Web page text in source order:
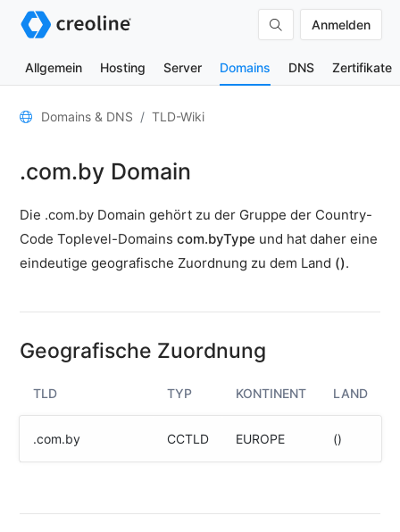
Anmelden
Allgemein Hosting Server Domains DNS Zertifikate
Allgemein
Kontakte
TLD-
Lookup
Test
(IPv4
IPv6)
Domains & DNS TLD-Wiki
.com.by Domain
Die .com.by Domain gehört zu der Gruppe der Country-
Code Toplevel-Domains com.byType und hat daher eine
eindeutige geografische Zuordnung zu dem Land ().
Geografische Zuordnung
TLD TYP KONTINENT LAND
.com.by CCTLD EUROPE ()